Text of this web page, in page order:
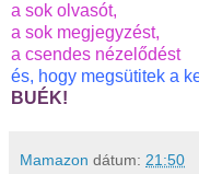
a sok olvasót,
a sok megjegyzést,
a csendes nézelődést
és, hogy megsütitek a
BUÉK!
Mamazon dátum: 21:50